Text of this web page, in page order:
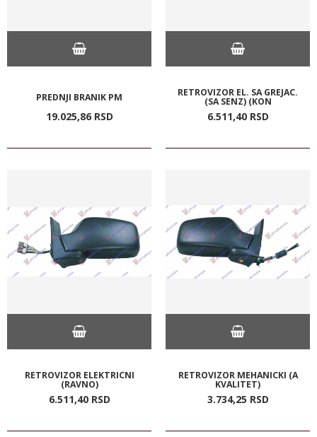
PREDNJI BRANIK PM
19.025,86 RSD
RETROVIZOR EL. SA GREJAC.
(SA SENZ) (KON
6.511,40 RSD
RETROVIZOR ELEKTRICNI
(RAVNO)
6.511,40 RSD
RETROVIZOR MEHANICKI (A
KVALITET)
3.734,25 RSD